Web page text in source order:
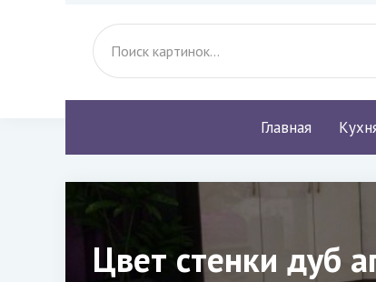
Главная
Цвет стенки дуб